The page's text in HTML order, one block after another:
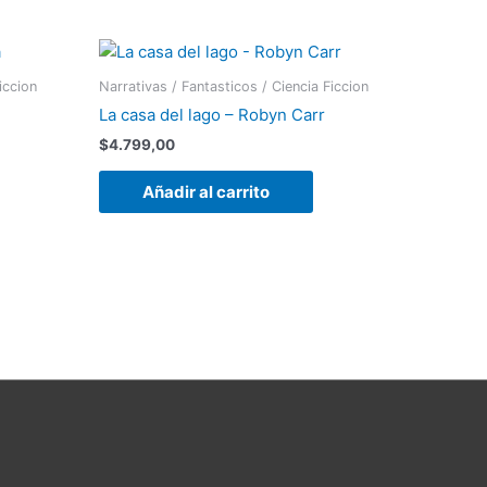
Narrativas / Fantasticos / Ciencia Ficcion
La casa del lago – Robyn Carr
$4.799,00
Añadir al carrito